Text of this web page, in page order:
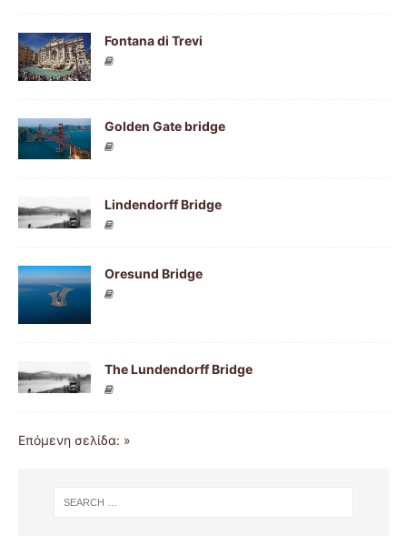
Fontana di Trevi
Golden Gate bridge
Lindendorff Bridge
Oresund Bridge
The Lundendorff Bridge
Επόμενη σελίδα: »